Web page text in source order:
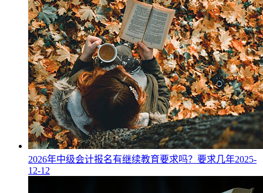
2026年中级会计报名有继续教育要求吗？要求几年2025-
12-12